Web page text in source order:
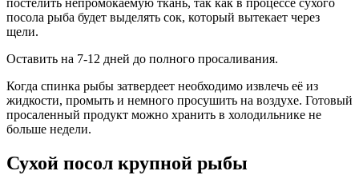
постелить непромокаемую ткань, так как в процессе сухого
посола рыба будет выделять сок, который вытекает через
щели.
Оставить на 7-12 дней до полного просаливания.
Когда спинка рыбы затвердеет необходимо извлечь её из
жидкости, промыть и немного просушить на воздухе. Готовый
просаленный продукт можно хранить в холодильнике не
больше недели.
Сухой посол крупной рыбы